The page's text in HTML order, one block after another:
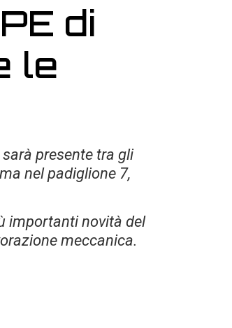
di
le
presente tra gli
nel padiglione 7,
importanti novità del
meccanica.